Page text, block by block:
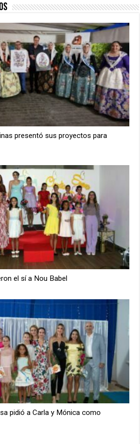
presentó sus proyectos para
el sí a Nou Babel
pidió a Carla y Mónica como